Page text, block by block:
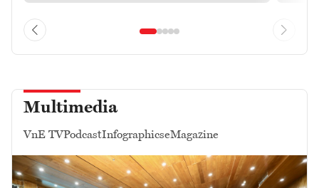
Multimedia
VnE TVPodcastInfographicseMagazine